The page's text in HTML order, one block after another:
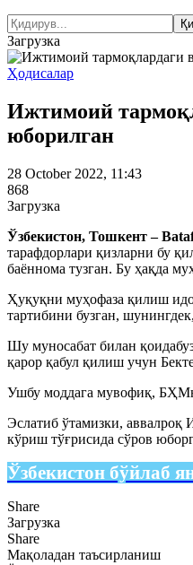
Загрузка
Ҳодисалар
Ижтимоий
юборилган
28 October 2022, 11:43
868
Загрузка
Ўзбекистон, Тошкент –
тарафдорлари қизларни бу
баённома тузган. Бу ҳақда
Ҳуқуқни муҳофаза қилиш
тартибини бузган,
Шу муносабат билан
қарор қабул қилиш учун
Ушбу моддага мувофиқ,
Эслатиб ўтамизки, аввалроқ
кўриш тўғрисида сўров
Ўзбекистон бўйлаб
Share
Загрузка
Share
Мақоладан таъсирланиш